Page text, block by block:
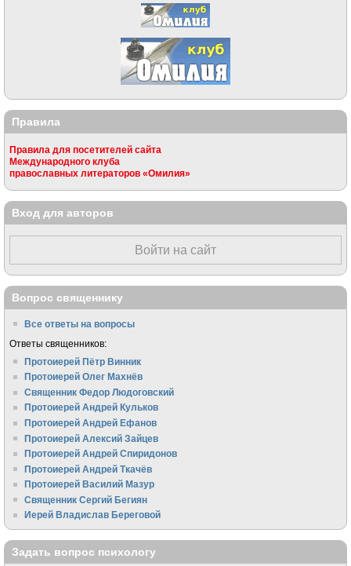
Правила
Правила для посетителей сайта
Международного клуба
православных литераторов «Омилия»
Вход для авторов
Войти на сайт
Вопрос священнику
Все ответы на вопросы
Ответы священников:
Протоиерей Пётр Винник
Протоиерей Олег Махнёв
Священник Федор Людоговский
Протоиерей Андрей Кульков
Протоиерей Андрей Ефанов
Протоиерей Алексий Зайцев
Протоиерей Андрей Спиридонов
Протоиерей Андрей Ткачёв
Протоиерей Василий Мазур
Священник Сергий Бегиян
Иерей Владислав Береговой
Задать вопрос психологу